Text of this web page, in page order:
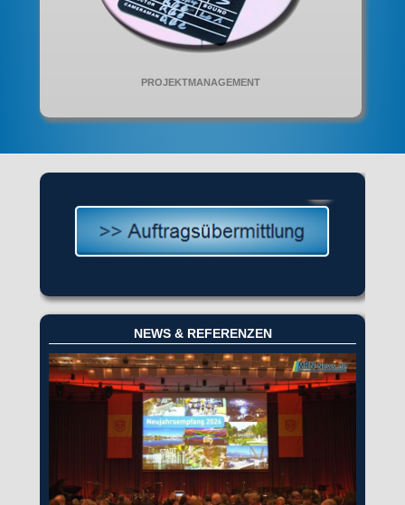
PROJEKTMANAGEMENT
NEWS & REFERENZEN